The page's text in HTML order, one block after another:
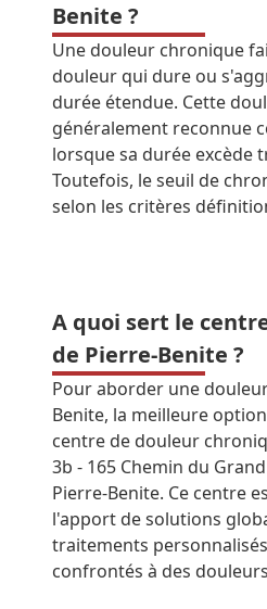
Benite ?
Une douleur chronique
douleur qui dure ou
durée étendue. Cette
généralement reconnue
lorsque sa durée excède
Toutefois, le seuil de
selon les critères
A quoi sert le
de Pierre-Benite ?
Pour aborder une
Benite, la meilleure
centre de douleur
3b - 165 Chemin du
Pierre-Benite. Ce centre
l'apport de solutions
traitements
confrontés à des